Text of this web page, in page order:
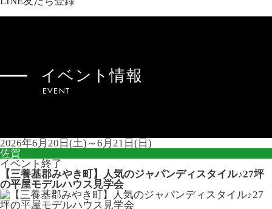
イベント情報
EVENT
2026年6月20日(土)～6月21日(日)
佐賀
イベント終了
【三養基郡みやき町】人気のジャパンディスタイル♪27坪
の平屋モデルハウス見学会